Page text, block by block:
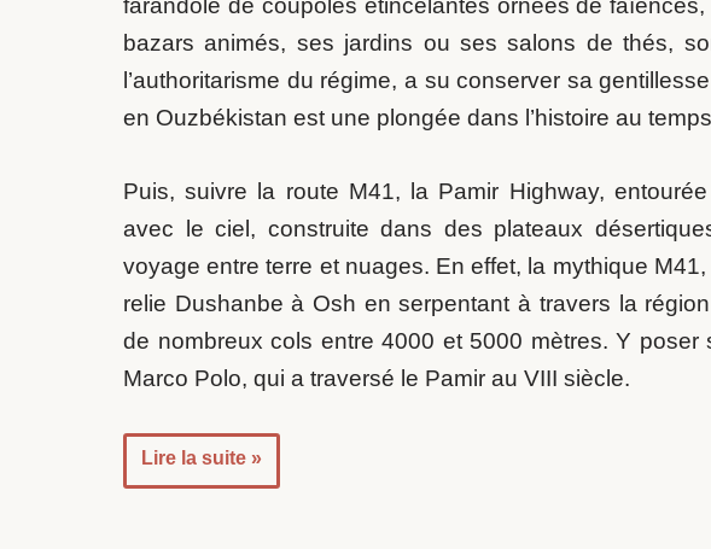
farandole de coupoles étincelantes ornées de
bazars animés, ses jardins ou ses salons de thés,
l’authoritarisme du régime, a su conserver sa
en Ouzbékistan est une plongée dans l’histoire au
Puis, suivre la route M41, la Pamir Highway,
avec le ciel, construite dans des plateaux
voyage entre terre et nuages. En effet, la mythique
relie Dushanbe à Osh en serpentant à travers la
de nombreux cols entre 4000 et 5000 mètres. Y poser
Marco Polo, qui a traversé le Pamir au VIII siècle.
Lire la suite »